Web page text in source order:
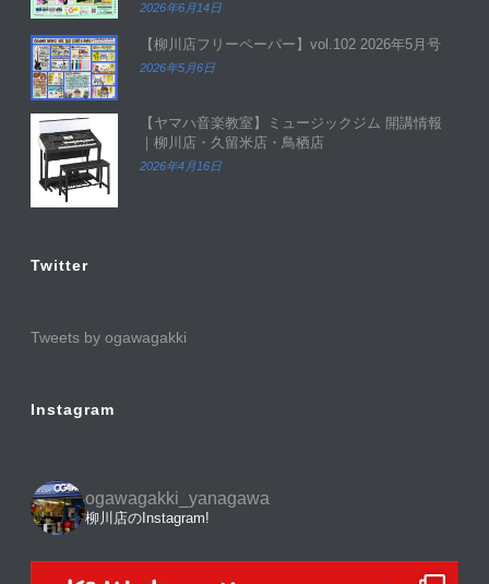
2026年6月14日
【柳川店フリーペーパー】vol.102 2026年5月号
2026年5月6日
【ヤマハ音楽教室】ミュージックジム 開講情報
｜柳川店・久留米店・鳥栖店
2026年4月16日
Twitter
Tweets by ogawagakki
Instagram
ogawagakki_yanagawa
柳川店のInstagram!